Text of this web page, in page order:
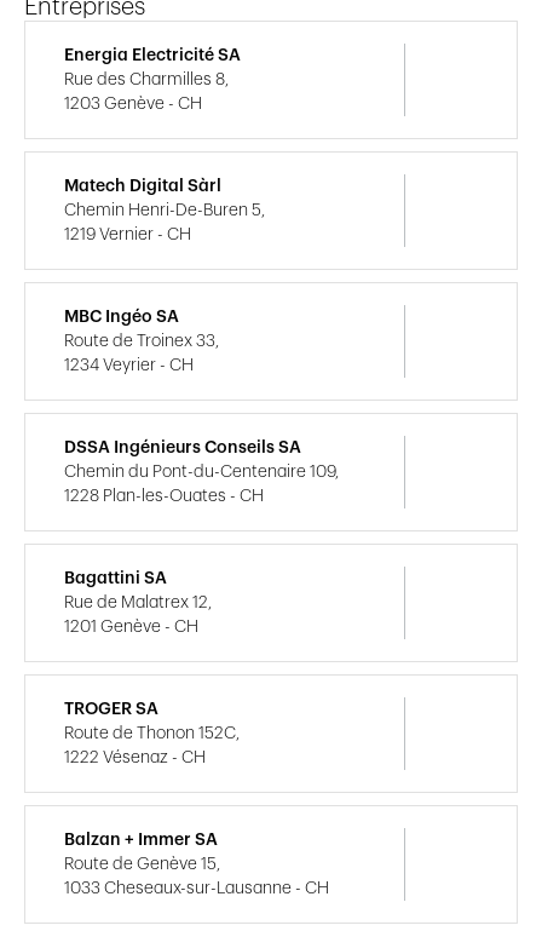
Entreprises
Energia Electricité SA
Rue des Charmilles 8,
1203 Genève - CH
Matech Digital Sàrl
Chemin Henri-De-Buren 5,
1219 Vernier - CH
MBC Ingéo SA
Route de Troinex 33,
1234 Veyrier - CH
DSSA Ingénieurs Conseils SA
Chemin du Pont-du-Centenaire 109,
1228 Plan-les-Ouates - CH
Bagattini SA
Rue de Malatrex 12,
1201 Genève - CH
TROGER SA
Route de Thonon 152C,
1222 Vésenaz - CH
Balzan + Immer SA
Route de Genève 15,
1033 Cheseaux-sur-Lausanne - CH